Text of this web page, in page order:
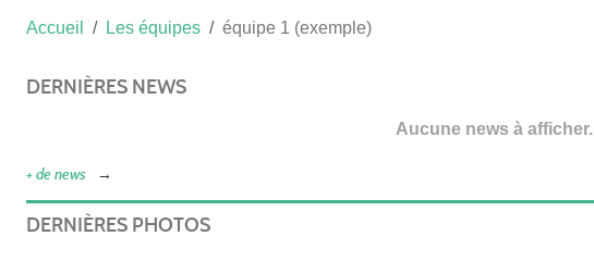
Accueil Les équipes équipe 1 (exemple)
DERNIÈRES NEWS
Aucune news à afficher.
+ de news
DERNIÈRES PHOTOS